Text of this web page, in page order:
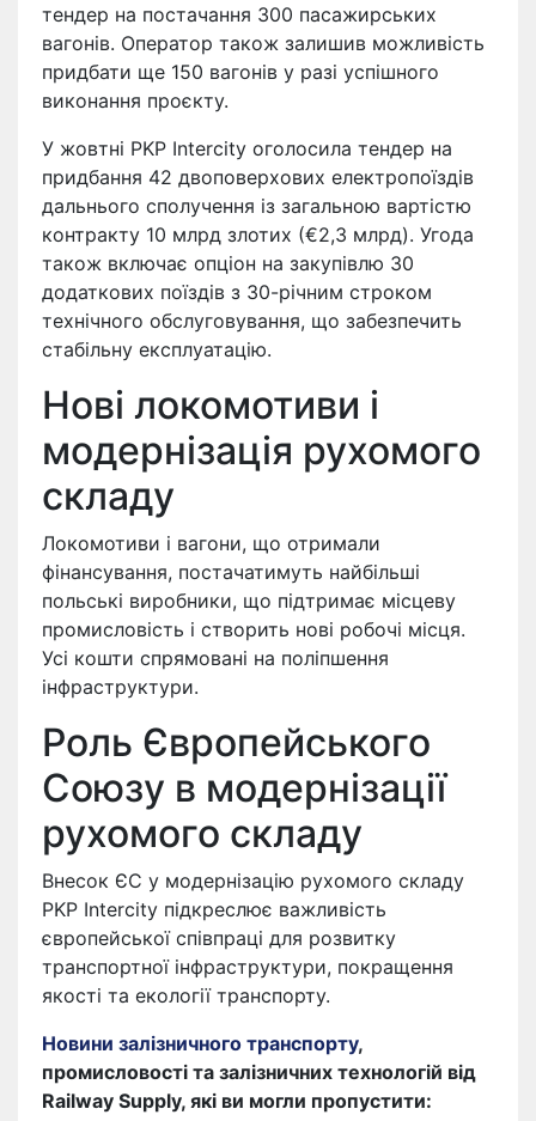
тендер на постачання 300 пасажирських
вагонів. Оператор також залишив можливість
придбати ще 150 вагонів у разі успішного
виконання проєкту.
У жовтні PKP Intercity оголосила тендер на
придбання 42 двоповерхових електропоїздів
дальнього сполучення із загальною вартістю
контракту 10 млрд злотих (€2,3 млрд). Угода
також включає опціон на закупівлю 30
додаткових поїздів з 30-річним строком
технічного обслуговування, що забезпечить
стабільну експлуатацію.
Нові локомотиви і
модернізація рухомого
складу
Локомотиви і вагони, що отримали
фінансування, постачатимуть найбільші
польські виробники, що підтримає місцеву
промисловість і створить нові робочі місця.
Усі кошти спрямовані на поліпшення
інфраструктури.
Роль Європейського
Союзу в модернізації
рухомого складу
Внесок ЄС у модернізацію рухомого складу
PKP Intercity підкреслює важливість
європейської співпраці для розвитку
транспортної інфраструктури, покращення
якості та екології транспорту.
Новини залізничного транспорту,
промисловості та залізничних технологій від
Railway Supply, які ви могли пропустити: